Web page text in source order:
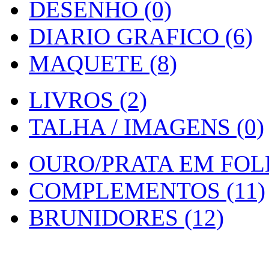
DESENHO (0)
DIARIO GRAFICO (6)
MAQUETE (8)
LIVROS (2)
TALHA / IMAGENS (0)
OURO/PRATA EM
COMPLEMENTOS (11)
BRUNIDORES (12)